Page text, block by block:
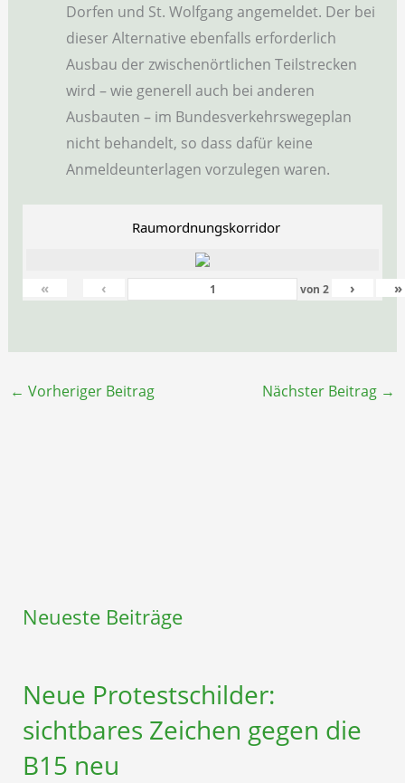
Dorfen und St. Wolfgang angemeldet. Der bei
dieser Alternative ebenfalls erforderlich
Ausbau der zwischenörtlichen Teilstrecken
wird – wie generell auch bei anderen
Ausbauten – im Bundesverkehrswegeplan
nicht behandelt, so dass dafür keine
Anmeldeunterlagen vorzulegen waren.
Raumordnungskorridor
« ‹ von2 › »
← Vorheriger Beitrag Nächster Beitrag →
Neueste Beiträge
Neue Protestschilder:
sichtbares Zeichen gegen die
B15 neu